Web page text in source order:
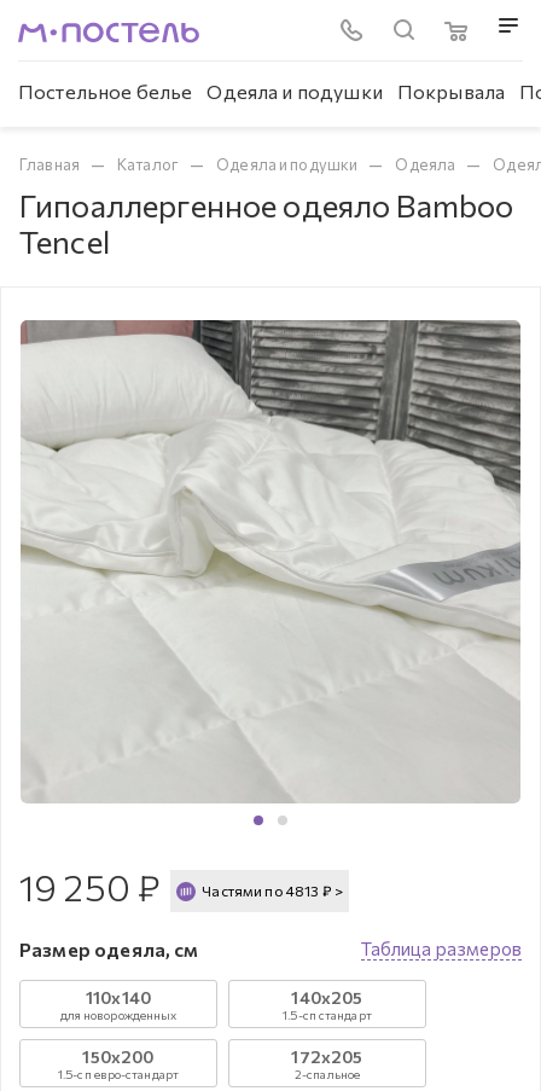
Постельное белье Одеяла и подушки Покрывала
Главная — Каталог — Одеяла и подушки — Одеяла —
Гипоаллергенное одеяло Bamboo
Tencel
19 250 ₽ Частями по 4813 ₽ >
Таблица размеров
Размер одеяла, см
110х140
для новорожденных
140х205
1.5-сп стандарт
150х200
1.5-сп евро-стандарт
172х205
2-спальное